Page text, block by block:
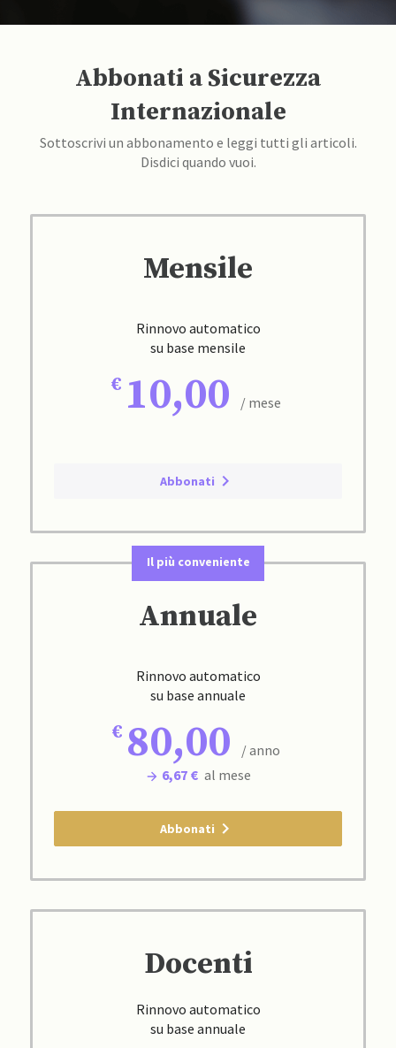
Abbonati a Sicurezza
Internazionale
Sottoscrivi un abbonamento e leggi tutti gli articoli.
Disdici quando vuoi.
Mensile
Rinnovo automatico
su base mensile
10,00 / mese
Abbonati
Il più conveniente
Annuale
Rinnovo automatico
su base annuale
80,00
/ anno
6,67 € al mese
Abbonati
Docenti
Rinnovo automatico
su base annuale